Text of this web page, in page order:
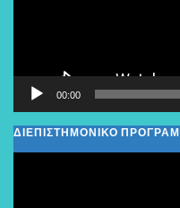
00:00
ΔΙΕΠΙΣΤΗΜΟΝΙΚΟ